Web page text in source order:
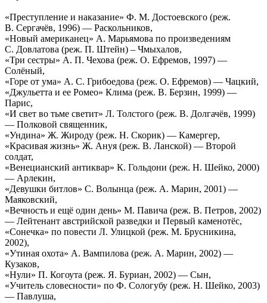
«Преступление и наказание» Ф. М. Достоевского (реж.
В. Сергачёв, 1996) — Раскольников,
«Новый американец» А. Марьямова по произведениям
С. Довлатова (реж. П. Штейн) – Чмыхалов,
«Три сестры» А. П. Чехова (реж. О. Ефремов, 1997) —
Солёный,
«Горе от ума» А. С. Грибоедова (реж. О. Ефремов) — Чацкий,
«Джульетта и ее Ромео» Клима (реж. В. Берзин, 1999) —
Парис,
«И свет во тьме светит» Л. Толстого (реж. В. Долгачёв, 1999)
— Полковой священник,
«Ундина» Ж. Жироду (реж. Н. Скорик) — Камергер,
«Красивая жизнь» Ж. Ануя (реж. В. Ланской) — Второй
солдат,
«Венецианский антиквар» К. Гольдони (реж. Н. Шейко, 2000)
— Арлекин,
«Девушки битлов» С. Волынца (реж. А. Марин, 2001) —
Маяковский,
«Вечность и ещё один день» М. Павича (реж. В. Петров, 2002)
— Лейтенант австрийской разведки и Первый каменотёс,
«Сонечка» по повести Л. Улицкой (реж. М. Брусникина,
2002),
«Утиная охота» А. Вампилова (реж. А. Марин, 2002) —
Кузаков,
«Нули» П. Когоута (реж. Я. Буриан, 2002) — Сын,
«Учитель словесности» по Ф. Сологубу (реж. Н. Шейко, 2003)
— Павлуша,